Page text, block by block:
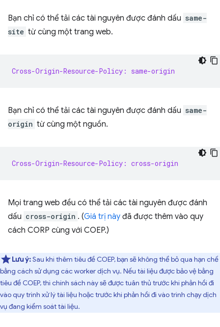
Bạn chỉ có thể tải các tài nguyên được đánh dấu same-
site từ cùng một trang web.
Cross-Origin-Resource-Policy: same-origin
Bạn chỉ có thể tải các tài nguyên được đánh dấu same-
origin từ cùng một nguồn.
Cross-Origin-Resource-Policy: cross-origin
Mọi trang web đều có thể tải các tài nguyên được đánh
dấu cross-origin . (Giá trị này đã được thêm vào quy
cách CORP cùng với COEP.)
Lưu ý:Sau khi thêm tiêu đề COEP, bạn sẽ không thể bỏ qua hạn chế
bằng cách sử dụng các worker dịch vụ. Nếu tài liệu được bảo vệ bằng
tiêu đề COEP, thì chính sách này sẽ được tuân thủ trước khi phản hồi đi
vào quy trình xử lý tài liệu hoặc trước khi phản hồi đi vào trình chạy dịch
vụ đang kiểm soát tài liệu.